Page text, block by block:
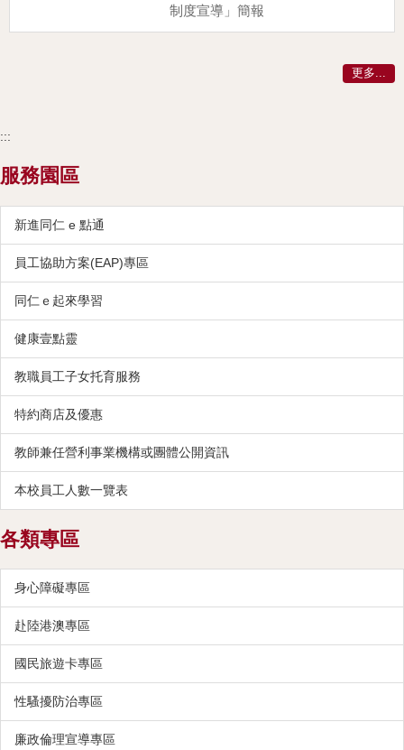
制度宣導」簡報
更多...
:::
服務園區
新進同仁 e 點通
員工協助方案(EAP)專區
同仁ｅ起來學習
健康壹點靈
教職員工子女托育服務
特約商店及優惠
教師兼任營利事業機構或團體公開資訊
本校員工人數一覽表
各類專區
身心障礙專區
赴陸港澳專區
國民旅遊卡專區
性騷擾防治專區
廉政倫理宣導專區